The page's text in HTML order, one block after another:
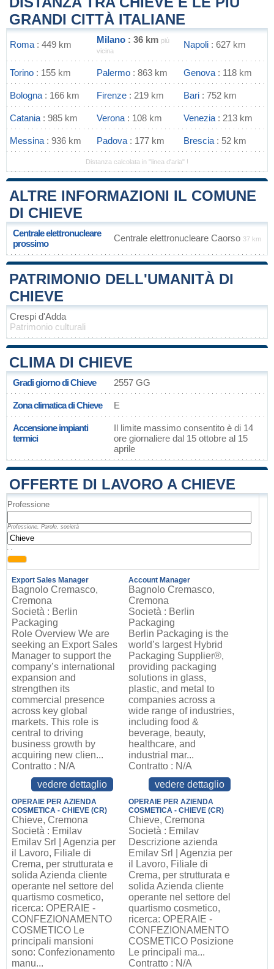
GRANDI CITTÀ ITALIANE
Roma : 449 km Milano : 36 km più
vicina
Napoli : 627 km
Torino : 155 km Palermo : 863 km Genova : 118 km
Bologna : 166 km Firenze : 219 km Bari : 752 km
Catania : 985 km Verona : 108 km Venezia : 213 km
Messina : 936 km Padova : 177 km Brescia : 52 km
Distanza calcolata in "linea d'aria" !
ALTRE INFORMAZIONI IL COMUNE
DI CHIEVE
Centrale elettronucleare
prossimo
Centrale elettronucleare Caorso 37 km
PATRIMONIO DELL'UMANITÀ DI
CHIEVE
Crespi d'Adda
Patrimonio culturali
CLIMA DI CHIEVE
Gradi giorno di Chieve 2557 GG
Zona climatica di Chieve E
Accensione impianti
termici
Il limite massimo consentito è di 14
ore giornaliere dal 15 ottobre al 15
aprile
OFFERTE DI LAVORO A CHIEVE
Professione
Professione, Parole, società
, ,
Export Sales Manager
Bagnolo Cremasco,
Cremona
Società : Berlin
Packaging
Role Overview We are
seeking an Export Sales
Manager to support the
company’s international
expansion and
strengthen its
commercial presence
across key global
markets. This role is
central to driving
business growth by
acquiring new clien...
Contratto : N/A
vedere dettaglio
Account Manager
Bagnolo Cremasco,
Cremona
Società : Berlin
Packaging
Berlin Packaging is the
world’s largest Hybrid
Packaging Supplier®,
providing packaging
solutions in glass,
plastic, and metal to
companies across a
wide range of industries,
including food &
beverage, beauty,
healthcare, and
industrial mar...
Contratto : N/A
vedere dettaglio
OPERAIE PER AZIENDA
COSMETICA - CHIEVE (CR)
Chieve, Cremona
Società : Emilav
Emilav Srl | Agenzia per
il Lavoro, Filiale di
Crema, per strutturata e
solida Azienda cliente
operante nel settore del
quartismo cosmetico,
ricerca: OPERAIE -
CONFEZIONAMENTO
COSMETICO Le
principali mansioni
sono: Confezionamento
manu...
OPERAIE PER AZIENDA
COSMETICA - CHIEVE (CR)
Chieve, Cremona
Società : Emilav
Descrizione azienda
Emilav Srl | Agenzia per
il Lavoro, Filiale di
Crema, per strutturata e
solida Azienda cliente
operante nel settore del
quartismo cosmetico,
ricerca: OPERAIE -
CONFEZIONAMENTO
COSMETICO Posizione
Le principali ma...
Contratto : N/A